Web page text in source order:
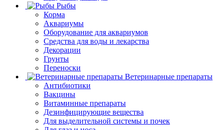
Рыбы
Корма
Аквариумы
Оборудование для аквариумов
Средства для воды и лекарства
Декорации
Грунты
Переноски
Ветеринарные препараты
Антибиотики
Вакцины
Витаминные препараты
Дезинфицирующие вещества
Для выделительной системы и почек